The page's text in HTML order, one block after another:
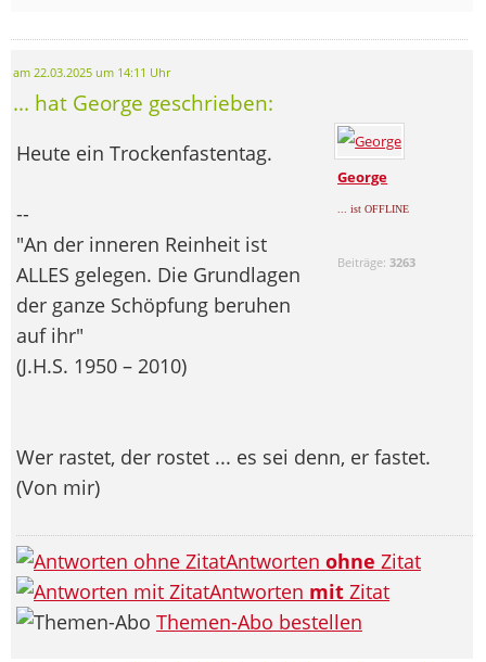
am 22.03.2025 um 14:11 Uhr
... hat George geschrieben:
George
... ist OFFLINE
Beiträge:3263
Heute ein Trockenfastentag.
--
"An der inneren Reinheit ist
ALLES gelegen. Die Grundlagen
der ganze Schöpfung beruhen
auf ihr"
(J.H.S. 1950 – 2010)
Wer rastet, der rostet ... es sei denn, er fastet.
(Von mir)
Antworten ohne Zitat
Antworten mit Zitat
Themen-Abo bestellen